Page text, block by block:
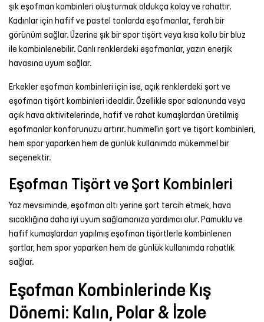
şık eşofman kombinleri oluşturmak oldukça kolay ve rahattır.
Kadınlar için hafif ve pastel tonlarda eşofmanlar, ferah bir
görünüm sağlar. Üzerine şık birspor tişört veya kısa kollu bir bluz
ile kombinlenebilir. Canlı renklerdeki eşofmanlar, yazın enerjik
havasına uyum sağlar.
Erkekler eşofman kombinleri için ise, açık renklerdeki şort ve
eşofman tişört kombinleri idealdir. Özellikle spor salonunda veya
açık hava aktivitelerinde, hafif ve rahat kumaşlardan üretilmiş
eşofmanlar konforunuzu artırır. hummel’ın şort ve tişört kombinleri,
hem spor yaparken hem de günlük kullanımda mükemmel bir
seçenektir.
Eşofman Tişört ve Şort Kombinleri
Yaz mevsiminde, eşofman altı yerine şort tercih etmek, hava
sıcaklığına daha iyi uyum sağlamanıza yardımcı olur. Pamuklu ve
hafif kumaşlardan yapılmış eşofman tişörtlerle kombinlenen
şortlar, hem spor yaparken hem de günlük kullanımda rahatlık
sağlar.
Eşofman Kombinlerinde Kış
Dönemi: Kalın, Polar & İzole